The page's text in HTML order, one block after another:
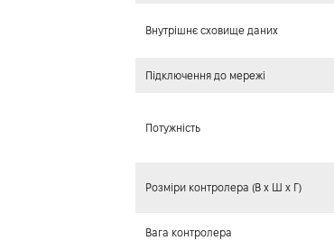
Внутрішнє сховище даних
Підключення до мережі
Потужність
Розміри контролера (В х Ш х Г)
Вага контролера